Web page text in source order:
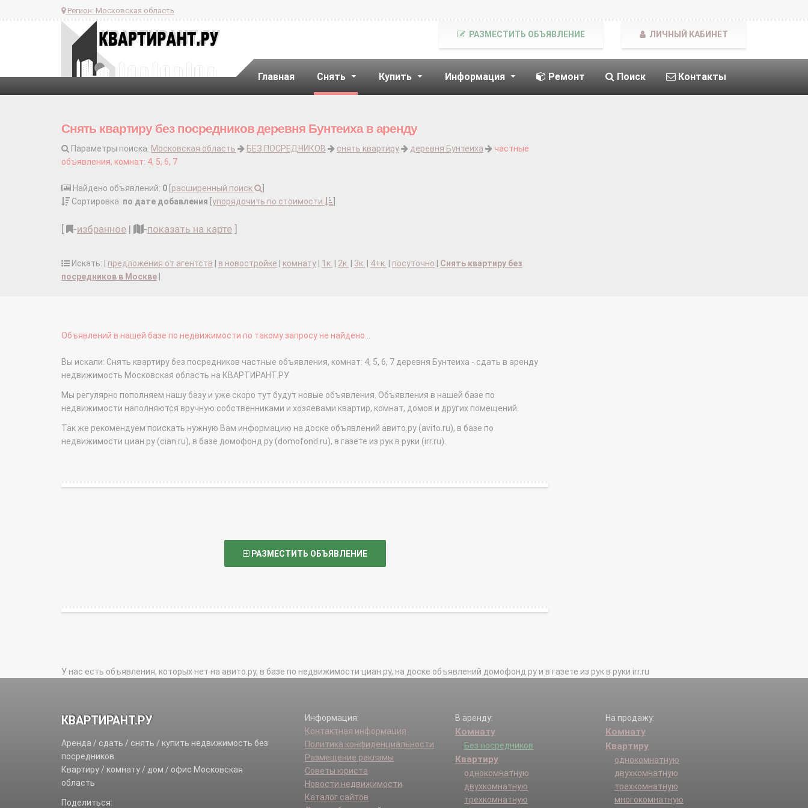
Регион: Московская область
Главная Снять Купить Информация Ремонт Поиск Контакты
РАЗМЕСТИТЬ ОБЪЯВЛЕНИЕ ЛИЧНЫЙ КАБИНЕТ
Снять квартиру без посредников деревня Бунтеиха в аренду
Параметры поиска: Московская область БЕЗ ПОСРЕДНИКОВ снять квартиру деревня Бунтеиха
частные
объявления, комнат: 4, 5, 6, 7
Найдено объявлений: 0 расширенный поиск
Сортировка: по дате добавления упорядочить по стоимости
-избранное | -показать на карте
Искать: | предложения от агентств в новостройке комнату 1к. 2к. 3к. 4+к. посуточно
Снять квартиру без
посредников в Москве
Объявлений в нашей базе по недвижимости по такому запросу не найдено...
Вы искали: Снять квартиру без посредников частные объявления, комнат: 4, 5, 6, 7 деревня Бунтеиха - сдать в аренду
недвижимость Московская область на КВАРТИРАНТ.РУ
Мы регулярно пополняем нашу базу и уже скоро тут будут новые объявления. Объявления в нашей базе по
недвижимости наполняются вручную собственниками и хозяевами квартир, комнат, домов и других помещений.
Так же рекомендуем поискать нужную Вам информацию на доске объявлений авито.ру (avito.ru), в базе по
недвижимости циан.ру (cian.ru), в базе домофонд.ру (domofond.ru), в газете из рук в руки (irr.ru).
РАЗМЕСТИТЬ ОБЪЯВЛЕНИЕ
У нас есть объявления, которых нет на авито.ру, в базе по недвижимости циан.ру, на доске объявлений домофонд.ру и в газете из рук в руки irr.ru
КВАРТИРАНТ.РУ
Аренда / сдать / снять / купить недвижимость без
посредников.
Квартиру / комнату / дом / офис Московская
область
Поделиться:
Информация:
Контактная информация
Политика конфиденциальности
Размещение рекламы
Советы юриста
Новости недвижимости
Каталог сайтов
В аренду:
Комнату
Без посредников
Квартиру
однокомнатную
двухкомнатную
трехкомнатную
На продажу:
Комнату
Квартиру
однокомнатную
двухкомнатную
трехкомнатную
многокомнатную